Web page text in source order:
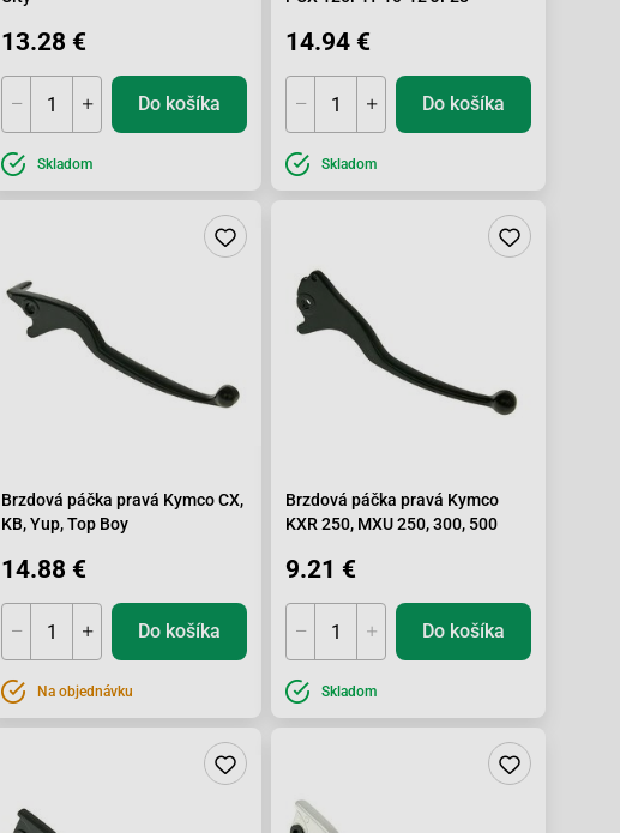
13.28 €
Do košíka
Skladom
14.94 €
Do košíka
Skladom
Brzdová páčka pravá Kymco CX,
KB, Yup, Top Boy
14.88 €
Do košíka
Na objednávku
Brzdová páčka pravá Kymco
KXR 250, MXU 250, 300, 500
9.21 €
Do košíka
Skladom